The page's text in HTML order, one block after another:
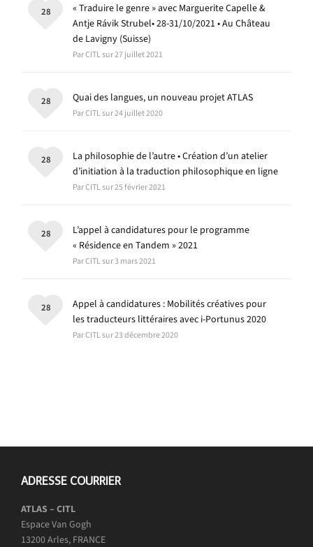
« Traduire le genre » avec Marguerite Capelle &
Antje Rávik Strubel• 28-31/10/2021 • Au Château
de Lavigny (Suisse)
Par CITL sur 27 juillet 2021
28
Quai des langues, un nouveau projet ATLAS
Par CITL sur 24 juillet 2020
28
La philosophie de l’autre • Création d’un atelier
d’initiation à la traduction philosophique en ligne
Par CITL sur 25 février 2021
28
L’appel à candidatures pour le programme
« Résidence en Tandem » 2021
Par CITL sur 3 mars 2021
28
Appel à candidatures : Mobilités créatives pour
les traducteurs littéraires avec i-Portunus 2020
Par CITL sur 23 décembre 2020
28
ADRESSE COURRIER
ATLAS – CITL
Espace Van Gogh
13200 Arles, FRANCE